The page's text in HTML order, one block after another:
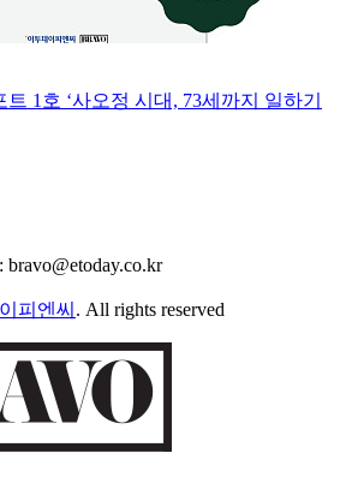
1호 ‘사오정 시대, 73세까지 일하기
피엔씨 . All rights reserved